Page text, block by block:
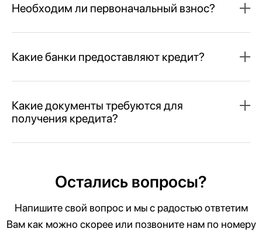
Необходим ли первоначальный взнос?
Какие банки предоставляют кредит?
Какие документы требуются для
получения кредита?
Остались вопросы?
Напишите свой вопрос и мы с радостью отвтетим
Вам как можно скорее или позвоните нам по номеру